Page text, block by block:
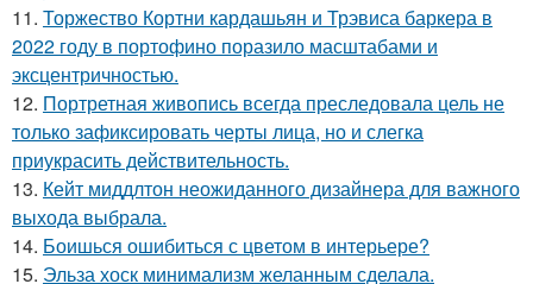
11. Торжество Кортни кардашьян и Трэвиса баркера в
2022 году в портофино поразило масштабами и
эксцентричностью.
12. Портретная живопись всегда преследовала цель не
только зафиксировать черты лица, но и слегка
приукрасить действительность.
13. Кейт миддлтон неожиданного дизайнера для важного
выхода выбрала.
14. Боишься ошибиться с цветом в интерьере?
15. Эльза хоск минимализм желанным сделала.